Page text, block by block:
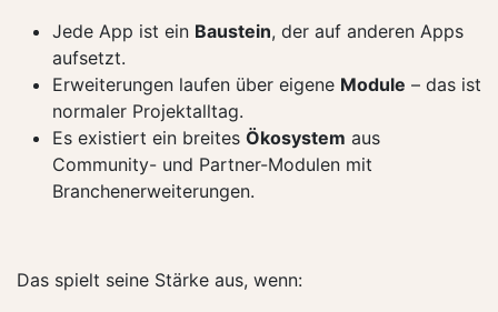
Jede App ist ein Baustein, der auf anderen Apps
aufsetzt.
Erweiterungen laufen über eigene Module – das ist
normaler Projektalltag.
Es existiert ein breites Ökosystem aus
Community- und Partner-Modulen mit
Branchenerweiterungen.
Das spielt seine Stärke aus, wenn: